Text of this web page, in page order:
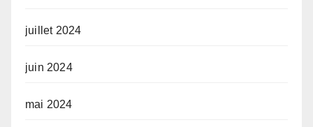
juillet 2024
juin 2024
mai 2024